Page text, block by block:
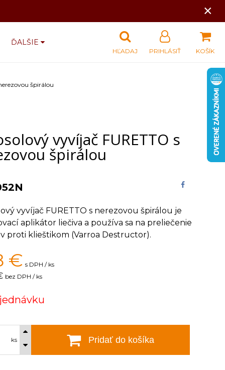
×
ĎALŠIE
KOŠÍK
PRIHLÁSIŤ
HĽADAJ
špirálou
vyvíjač FURETTO s
špirálou
vyvíjač FURETTO s nerezovou špirálou je
aplikátor liečiva a používa sa na preliečenie
proti klieštikom (Varroa Destructor).
€ s DPH / ks
bez DPH / ks
ks Pridať do košíka